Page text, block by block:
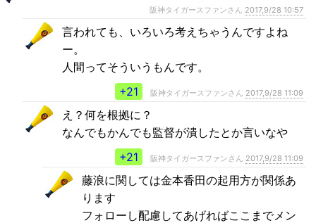
阪神タイガースファンさん 2017,9/28 10:57
言われても、いろいろ考えちゃうんですよね
ー。
人間ってそういうもんです。
+21
阪神タイガースファンさん 2017,9/28 11:09
え？何を根拠に？
なんでもかんでも監督が潰したとか言いなや
+21
阪神タイガースファンさん 2017,9/28 11:09
藤浪に関しては金本香田の起用方が関係あ
ります
フォローし配慮してあげればここまでメン